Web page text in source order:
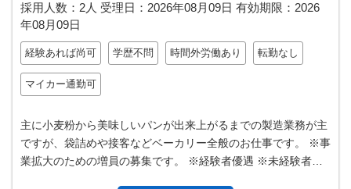
採用人数：2人 受理日： 2026年08月09日 有効期限： 2026
年08月09日
経験あれば尚可 学歴不問 時間外労働あり 転勤なし
マイカー通勤可
主に小麦粉から美味しいパンが出来上がるまでの製造業務が主
ですが、袋詰めや接客などベーカリー全般のお仕事です。 ※事
業拡大のための増員の募集です。 ※経験者優遇 ※未経験者も